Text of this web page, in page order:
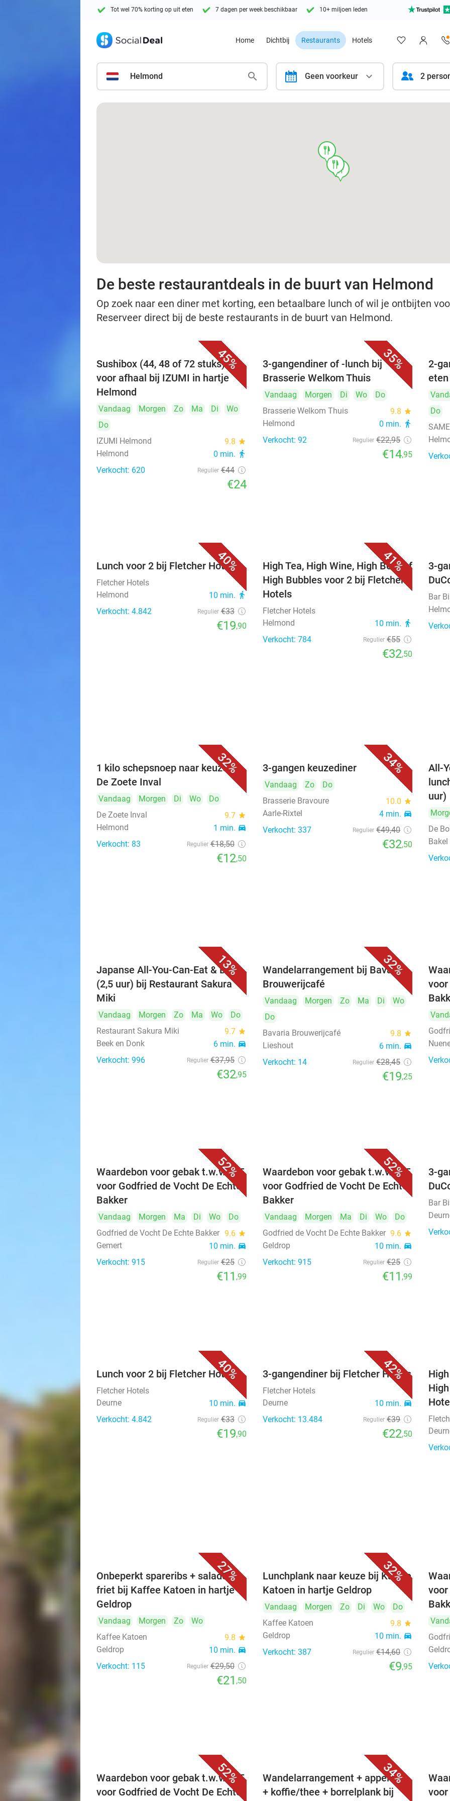
Tot wel 70% korting op uit eten 7 dagen per week beschikbaar 10+ miljoen leden
Home Dichtbij Restaurants Hotels
Helmond calendar Geen voorkeur 2
food
food
food
De beste restaurantdeals in de buurt van Helmond
Op zoek naar een diner met korting, een betaalbare lunch of wil je ontbijten
Reserveer direct bij de beste restaurants in de buurt van Helmond.
45%
Sushibox (44, 48 of 72 stuks)
voor afhaal bij IZUMI in hartje
Helmond
Vandaag Morgen Zo Ma Di
Wo
Do
IZUMI Helmond
9.8 star
Helmond 0 min. directions_walk
Verkocht: 620 Regulier €44
€24
35%
3-gangendiner of -lunch bij
Brasserie Welkom Thuis
Vandaag Morgen Di Wo
Do
Brasserie Welkom Thuis
9.8 star
Helmond 0 min. directions_walk
Verkocht: 92 Regulier €22,95
€14,95
2-
Do
40%
Lunch voor 2 bij Fletcher Hotels
Fletcher Hotels
Helmond
10 min. directions_walk
Verkocht: 4.842 Regulier €33
€19,90
41%
High Tea, High Wine, High Beer of
High Bubbles voor 2 bij Fletcher
Hotels
Fletcher Hotels
Helmond
10 min. directions_walk
Verkocht: 784 Regulier €55
€32,50
3-
Bar
32%
1 kilo schepsnoep naar keuze bij
De Zoete Inval
Vandaag Morgen Di Wo
Do
De Zoete Inval
9.7 star
Helmond 1 min. directions_car
Verkocht: 83 Regulier €18,50
€12,50
34%
3-gangen keuzediner
Vandaag Zo
Do
Brasserie Bravoure
10.0 star
Aarle-Rixtel 4 min. directions_car
Verkocht: 337 Regulier €49,40
€32,50
All-
uur)
De
Bakel
13%
Japanse All-You-Can-Eat & Drink
(2,5 uur) bij Restaurant Sakura
Miki
Vandaag Morgen Zo Ma Wo
Do
Restaurant Sakura Miki
9.7 star
Beek en Donk 6 min. directions_car
Verkocht: 996 Regulier €37,95
€32,95
32%
Wandelarrangement bij Bavaria
Brouwerijcafé
Vandaag Morgen Zo Ma Di
Wo
Do
Bavaria Brouwerijcafé
9.8 star
Lieshout 6 min. directions_car
Verkocht: 14 Regulier €28,45
€19,25
voor
52%
Waardebon voor gebak t.w.v. €25
voor Godfried de Vocht De Echte
Bakker
Vandaag Morgen Ma Di Wo
Do
Godfried de Vocht De Echte Bakker 9.6 star
Gemert 10 min. directions_car
Verkocht: 915 Regulier €25
€11 ,99
52%
Waardebon voor gebak t.w.v. €25
voor Godfried de Vocht De Echte
Bakker
Vandaag Morgen Ma Di Wo
Do
Godfried de Vocht De Echte Bakker 9.6 star
Geldrop 10 min. directions_car
Verkocht: 915 Regulier €25
€11,99
3-
Bar
40%
Lunch voor 2 bij Fletcher Hotels
Fletcher Hotels
Deurne
10 min. directions_car
Verkocht: 4.842 Regulier €33
€19,90
42%
3-gangendiner bij Fletcher Hotels
Fletcher Hotels
Deurne
10 min. directions_car
Verkocht: 13.484 Regulier €39
€22,50
27%
Onbeperkt spareribs + salade +
friet bij Kaffee Katoen in hartje
Geldrop
Vandaag Morgen Zo
Wo
Kaffee Katoen
9.8 star
Geldrop 10 min. directions_car
Verkocht: 115 Regulier €29,50
€21 ,50
32%
Lunchplank naar keuze bij Kaffee
Katoen in hartje Geldrop
Vandaag Morgen Zo Di Wo
Do
Kaffee Katoen
9.8 star
Geldrop 10 min. directions_car
Verkocht: 387 Regulier €14,60
€9,95
voor
52%
Waardebon voor gebak t.w.v. €25
voor Godfried de Vocht De Echte
34%
Wandelarrangement + appelflap
+ koffie/thee + borrelplank bij
voor